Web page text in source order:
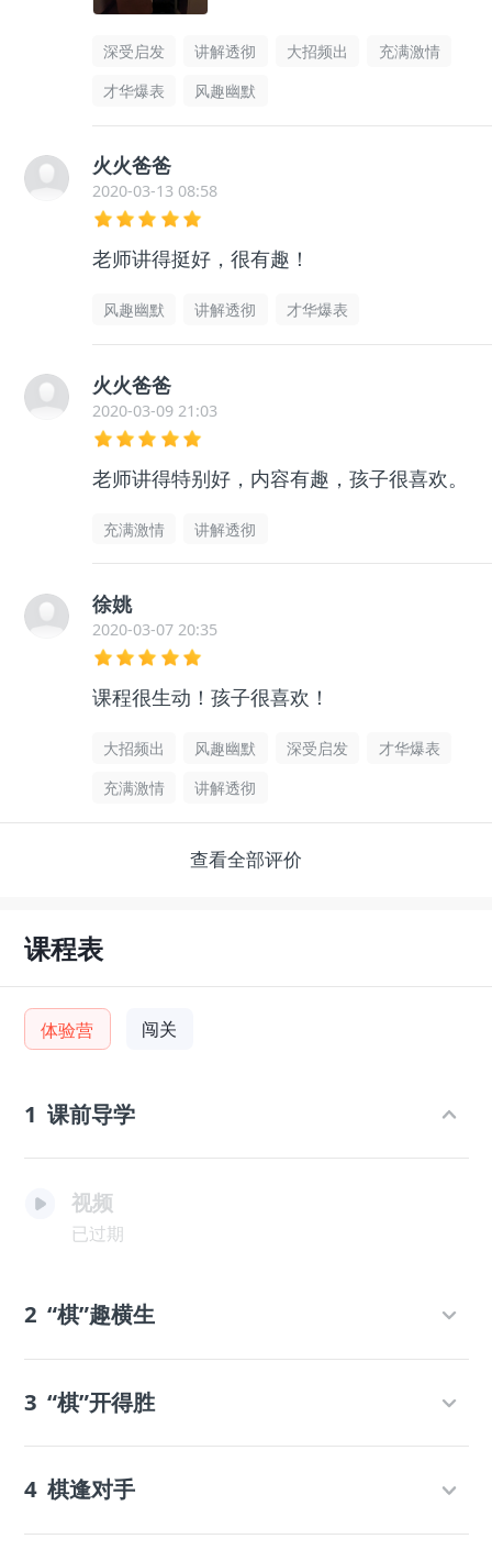
深受启发 讲解透彻 大招频出
充满激情
才华爆表
风趣幽默
火火爸爸
2020-03-13 08:58
老师讲得挺好，很有趣！
风趣幽默 讲解透彻 才华爆表
火火爸爸
2020-03-09 21:03
老师讲得特别好，内容有趣，孩子很喜欢。
充满激情 讲解透彻
徐姚
2020-03-07 20:35
课程很生动！孩子很喜欢！
大招频出 风趣幽默 深受启发
才华爆表
充满激情
讲解透彻
查看全部评价
课程表
体验营 闯关
1 课前导学
视频
已过期
2 “棋”趣横生
3 “棋”开得胜
4 棋逢对手